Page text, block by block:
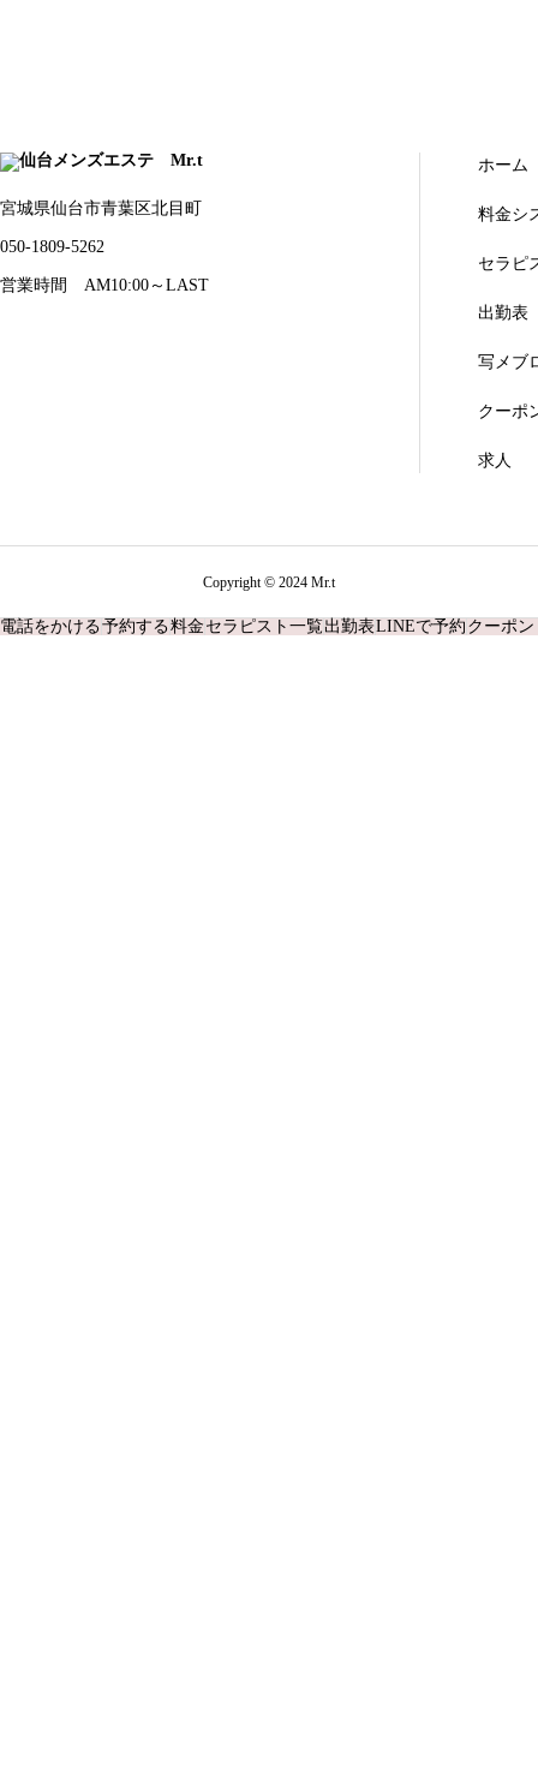
宮城県仙台市青葉区北目町
050-1809-5262
営業時間 AM10:00～LAST
ホーム
料金シ
セラピ
出勤表
写メブ
クーポ
求人
Copyright © 2024 Mr.t
電話をかける予約する料金 セラピスト一覧出勤表LINEで予約 クーポン